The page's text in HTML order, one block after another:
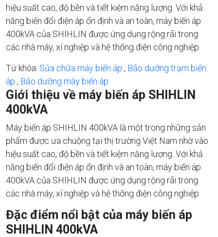
hiệu suất cao, độ bền và tiết kiệm năng lượng. Với khả
năng biến đổi điện áp ổn định và an toàn, máy biến áp
400kVA của SHIHLIN được ứng dụng rộng rãi trong
các nhà máy, xí nghiệp và hệ thống điện công nghiệp.
Từ khóa: Sửa chữa máy biến áp , Bảo dưỡng trạm biến
áp , Bảo dưỡng máy biến áp
Giới thiệu về máy biến áp SHIHLIN
400kVA
Máy biến áp SHIHLIN 400kVA là một trong những sản
phẩm được ưa chuộng tại thị trường Việt Nam nhờ vào
hiệu suất cao, độ bền và tiết kiệm năng lượng. Với khả
năng biến đổi điện áp ổn định và an toàn, máy biến áp
400kVA của SHIHLIN được ứng dụng rộng rãi trong
các nhà máy, xí nghiệp và hệ thống điện công nghiệp.
Đặc điểm nổi bật của máy biến áp
SHIHLIN 400kVA